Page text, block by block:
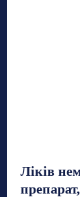
Ліків